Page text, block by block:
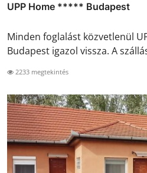
UPP Home ***** Budapest
Minden foglalást közvetlenül
Budapest igazol vissza. A
2233 megtekintés